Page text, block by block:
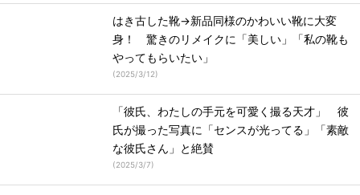
はき古した靴→新品同様のかわいい靴に大変
身！ 驚きのリメイクに「美しい」「私の靴も
やってもらいたい」
(2025/3/12)
「彼氏、わたしの手元を可愛く撮る天才」 彼
氏が撮った写真に「センスが光ってる」「素敵
な彼氏さん」と絶賛
(2025/3/7)